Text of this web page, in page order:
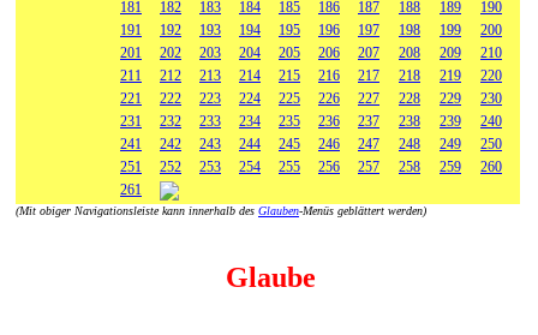
181
182 183 184 185 186 187 188 189
190
191
192 193 194 195 196 197 198 199
200
201
202 203 204 205 206 207 208 209
210
211
212 213 214 215 216 217 218 219
220
221
222 223 224 225 226 227 228 229
230
231
232 233 234 235 236 237 238 239
240
241
242 243 244 245 246 247 248 249
250
251
252 253 254 255 256 257 258 259
260
261
(Mit obiger Navigationsleiste kann innerhalb des Glauben-Menüs geblättert werden)
Glaube